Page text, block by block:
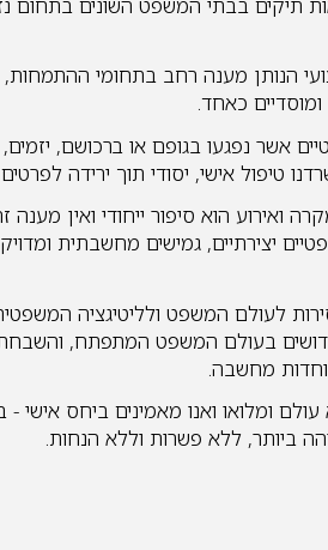
הנותן מענה רחב בתחומי ההתמחות,
כאחד.
אשר נפגעו בגופם או ברכושם,
טיפול אישי, יסודי תוך ירידה
ואירוע הוא סיפור ייחודי ואין
יצירתיים, גמישים מחשבתית
לעולם המשפט ולליטיגציה
בעולם המשפט המתפתח,
וחדות מחשבה.
ומלואו ואנו מאמינים ביחס אישי -
ביותר, ללא פשרות וללא הנחות.